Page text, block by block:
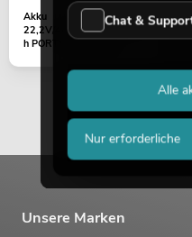
Akku
22,2V/4400mAh/97,68W
h PORTY-8A (Li-Ion)
Unsere Marken
Chat &
Nur erforderliche
Alle